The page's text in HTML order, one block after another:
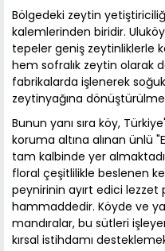
Bölgedeki zeytin
kalemlerinden biridir.
tepeler geniş zeytinliklerle
hem sofralık zeytin olarak
fabrikalarda işlenerek
zeytinyağına
Bunun yanı sıra köy,
koruma altına alınan ünlü
tam kalbinde yer
floral çeşitlilikle beslenen
peynirinin ayırt edici
hammaddedir. Köyde ve
mandıralar, bu sütleri
kırsal istihdamı